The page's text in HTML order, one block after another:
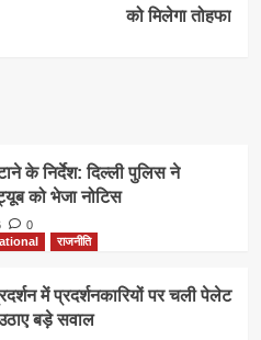
को मिलेगा तोहफा
के निर्देश: दिल्ली पुलिस ने
को भेजा नोटिस
0
राजनीति
में प्रदर्शनकारियों पर चली पेलेट
बड़े सवाल